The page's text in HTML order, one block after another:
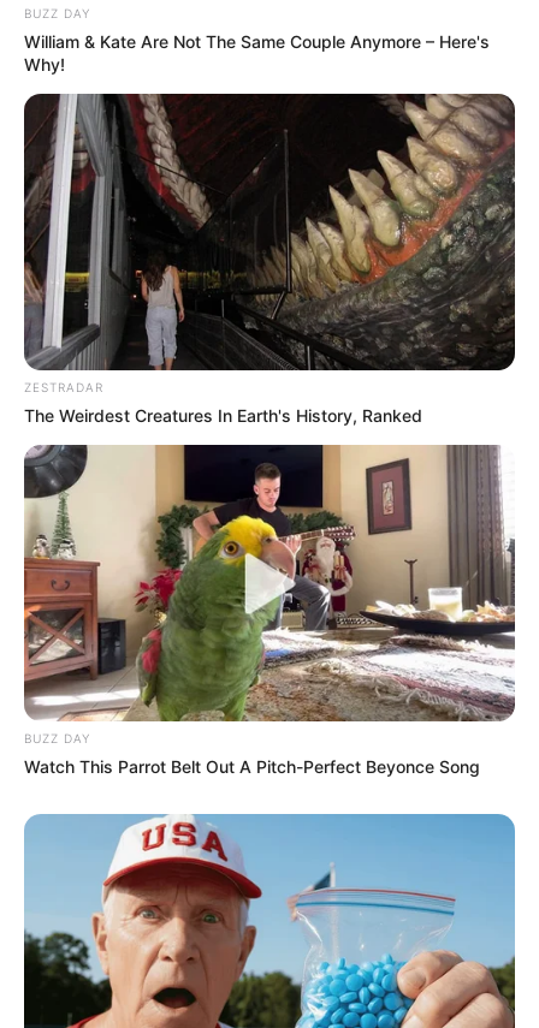
BUZZ DAY
William & Kate Are Not The Same Couple Anymore – Here's
Why!
ZESTRADAR
The Weirdest Creatures In Earth's History, Ranked
BUZZ DAY
Watch This Parrot Belt Out A Pitch-Perfect Beyonce Song